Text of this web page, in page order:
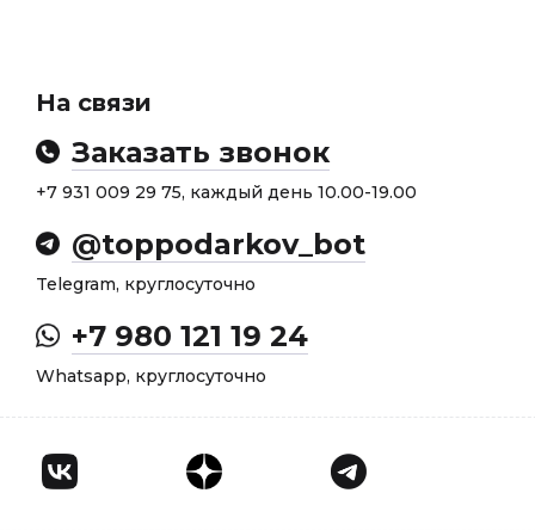
На связи
Заказать звонок
+7 931 009 29 75, каждый день 10.00-19.00
@toppodarkov_bot
Telegram, круглосуточно
+7 980 121 19 24
Whatsapp, круглосуточно